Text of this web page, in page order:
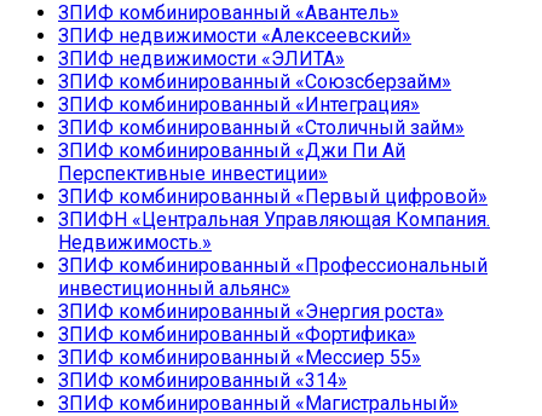
ЗПИФ комбинированный «Авантель»
ЗПИФ недвижимости «Алексеевский»
ЗПИФ недвижимости «ЭЛИТА»
ЗПИФ комбинированный «Союзсберзайм»
ЗПИФ комбинированный «Интеграция»
ЗПИФ комбинированный «Столичный займ»
ЗПИФ комбинированный «Джи Пи Ай
Перспективные инвестиции»
ЗПИФ комбинированный «Первый цифровой»
ЗПИФН «Центральная Управляющая Компания.
Недвижимость.»
ЗПИФ комбинированный «Профессиональный
инвестиционный альянс»
ЗПИФ комбинированный «Энергия роста»
ЗПИФ комбинированный «Фортифика»
ЗПИФ комбинированный «Мессиер 55»
ЗПИФ комбинированный «314»
ЗПИФ комбинированный «Магистральный»